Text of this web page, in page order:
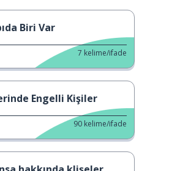
Biri Var
7 kelime/ifade
Engelli Kişiler
90 kelime/ifade